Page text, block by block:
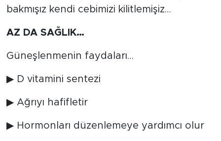
bakmışız kendi cebimizi kilitlemişiz…
AZ DA SAĞLIK…
Güneşlenmenin faydaları…
▶ D vitamini sentezi
▶ Ağrıyı hafifletir
▶ Hormonları düzenlemeye yardımcı olur